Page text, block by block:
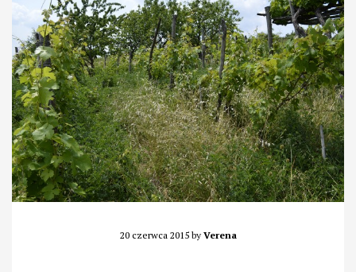
20 czerwca 2015by Verena